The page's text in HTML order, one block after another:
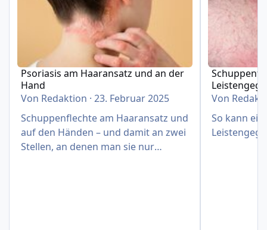
Psoriasis am Haaransatz und an der
Hand
Von Redaktion ·23. Februar 2025
Schuppenflechte am Haaransatz und
auf den Händen – und damit an zwei
Stellen, an denen man sie nur
Von
So kann